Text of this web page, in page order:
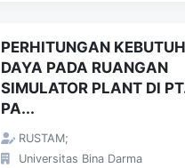
PERHITUNGAN
DAYA PADA RUANGAN
SIMULATOR PLANT DI
PA...
RUSTAM;
Universitas Bina Darma